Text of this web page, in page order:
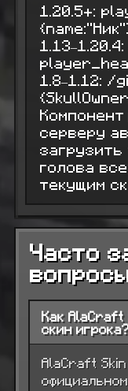
1.20.5+:
1.13–1.20.4:
1.8–1.12: /
серверу
голова
текущим
Часто
Как AlaCraft
скин игрока?
AlaCraft